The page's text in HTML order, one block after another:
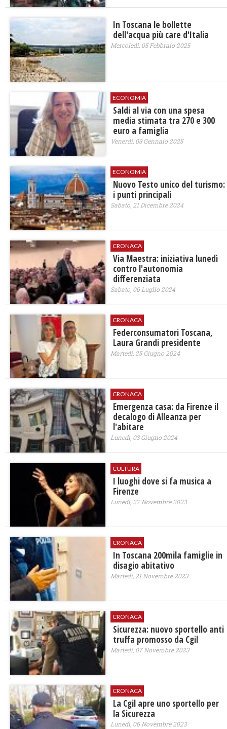
In Toscana le bollette
dell'acqua più care d'Italia
Mercoledì, 05 Febbraio 2025
ECONOMIA
Saldi al via con una spesa
media stimata tra 270 e 300
euro a famiglia
Venerdì, 03 Gennaio 2025
ECONOMIA
Nuovo Testo unico del turismo:
i punti principali
Sabato, 21 Dicembre 2024
CRONACA
Via Maestra: iniziativa lunedì
contro l'autonomia
differenziata
Sabato, 06 Luglio 2024
CRONACA
Federconsumatori Toscana,
Laura Grandi presidente
Martedì, 25 Giugno 2024
CRONACA
Emergenza casa: da Firenze il
decalogo di Alleanza per
l'abitare
Lunedì, 03 Giugno 2024
CULTURA
I luoghi dove si fa musica a
Firenze
Lunedì, 27 Novembre 2023
CRONACA
In Toscana 200mila famiglie in
disagio abitativo
Martedì, 21 Novembre 2023
CRONACA
Sicurezza: nuovo sportello anti
truffa promosso da Cgil
Martedì, 07 Novembre 2023
CRONACA
La Cgil apre uno sportello per
la Sicurezza
Lunedì, 06 Novembre 2023